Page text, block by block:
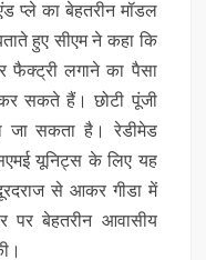
प्ले का बेहतरीन मॉडल
हुए सीएम ने कहा कि
लगाने का पैसा
सकते हैं। छोटी पूंजी
जा सकता है। रेडीमेड
यूनिट्स के लिए यह
से आकर गीडा में
पर बेहतरीन आवासीय